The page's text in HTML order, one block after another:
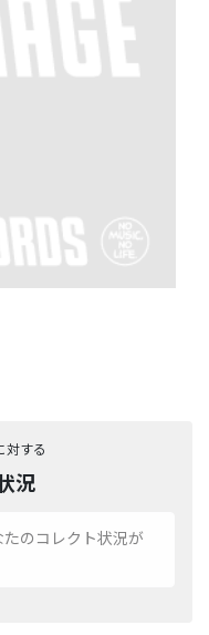
対する
況
のコレクト状況が